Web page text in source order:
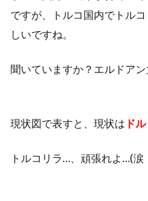
ですが、トルコ国内でトル
しいですね。
聞いていますか？エルドアン
現状図で表すと、現状は ド
トルコリラ…、頑張れよ…(涙